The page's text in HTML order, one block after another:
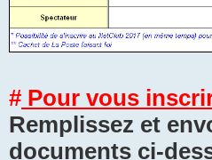
# Pour vous
Remplissez et
documents ci-